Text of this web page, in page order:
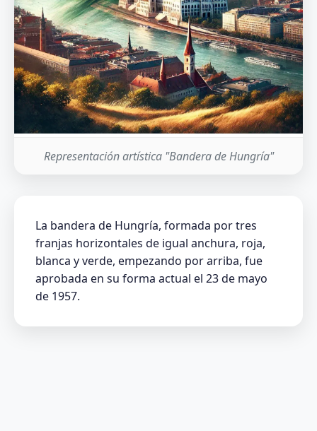
Representación artística "Bandera de Hungría"
La bandera de Hungría, formada por tres
franjas horizontales de igual anchura, roja,
blanca y verde, empezando por arriba, fue
aprobada en su forma actual el 23 de mayo
de 1957.